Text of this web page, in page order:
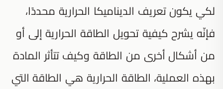
لكي يكون تعريف الديناميكا الحرارية محددًا،
فإنّه يشرح كيفية تحويل الطاقة الحرارية إلى أو
من أشكال أخرى من الطاقة وكيف تتأثر المادة
بهذه العملية، الطاقة الحرارية هي الطاقة التي